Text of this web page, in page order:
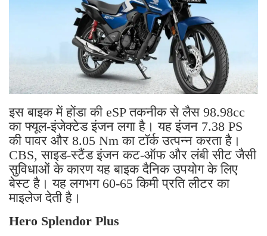
इस बाइक में होंडा की eSP ​​तकनीक से लैस 98.98cc
का फ्यूल-इंजेक्टेड इंजन लगा है। यह इंजन 7.38 PS
की पावर और 8.05 Nm का टॉर्क उत्पन्न करता है।
CBS, साइड-स्टैंड इंजन कट-ऑफ और लंबी सीट जैसी
सुविधाओं के कारण यह बाइक दैनिक उपयोग के लिए
बेस्ट है। यह लगभग 60-65 किमी प्रति लीटर का
माइलेज देती है।
Hero Splendor Plus